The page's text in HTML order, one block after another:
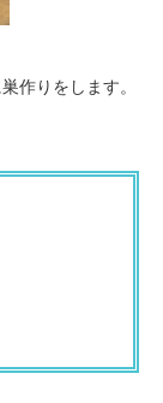
作りをします。